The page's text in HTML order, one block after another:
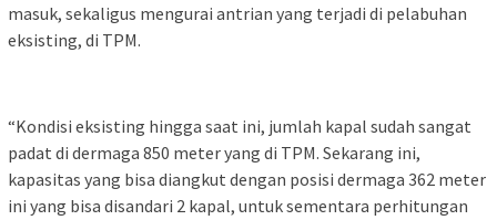
masuk, sekaligus mengurai antrian yang terjadi di pelabuhan
eksisting, di TPM.
“Kondisi eksisting hingga saat ini, jumlah kapal sudah sangat
padat di dermaga 850 meter yang di TPM. Sekarang ini,
kapasitas yang bisa diangkut dengan posisi dermaga 362 meter
ini yang bisa disandari 2 kapal, untuk sementara perhitungan